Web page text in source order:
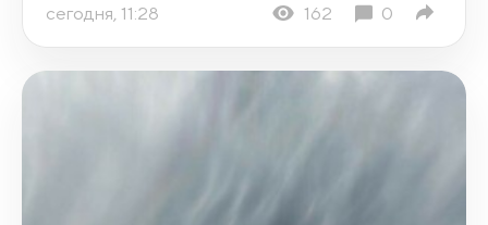
сегодня, 11:28 162 0